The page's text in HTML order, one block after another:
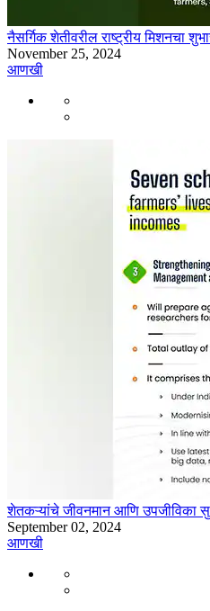
नैसर्गिक शेतीवरील राष्ट्रीय मिशनचा
November 25, 2024
आणखी
शेतकऱ्यांचे जीवनमान आणि उपजीविका
September 02, 2024
आणखी